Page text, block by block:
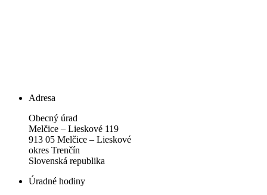
Adresa
Obecný úrad
Melčice – Lieskové 119
913 05 Melčice – Lieskové
okres Trenčín
Slovenská republika
Úradné hodiny